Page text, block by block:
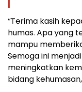
“Terima kasih
humas. Apa yang
mampu
Semoga ini menjadi
meningkatkan
bidang